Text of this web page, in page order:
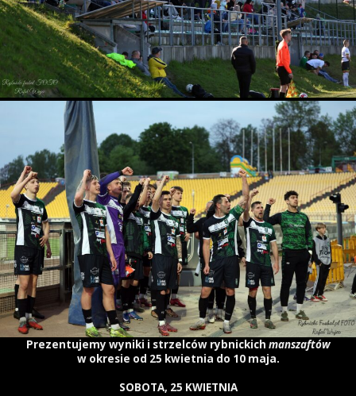
Prezentujemy wyniki i strzelców rybnickich manszaftów
w okresie od 25 kwietnia do 10 maja.
SOBOTA, 25 KWIETNIA